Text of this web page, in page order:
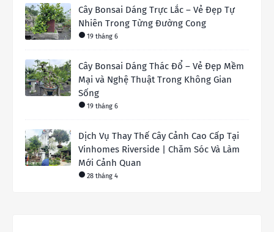
Cây Bonsai Dáng Trực Lắc – Vẻ Đẹp Tự
Nhiên Trong Từng Đường Cong
19 tháng 6
Cây Bonsai Dáng Thác Đổ – Vẻ Đẹp Mềm
Mại và Nghệ Thuật Trong Không Gian
Sống
19 tháng 6
Dịch Vụ Thay Thế Cây Cảnh Cao Cấp Tại
Vinhomes Riverside | Chăm Sóc Và Làm
Mới Cảnh Quan
28 tháng 4